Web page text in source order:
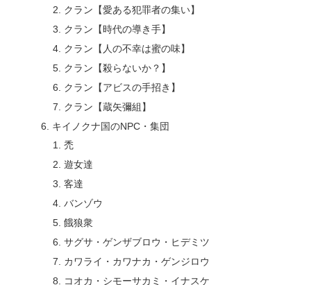
クラン【愛ある犯罪者の集い】
クラン【時代の導き手】
クラン【人の不幸は蜜の味】
クラン【殺らないか？】
クラン【アビスの手招き】
クラン【蔵矢彌組】
キイノクナ国のNPC・集団
禿
遊女達
客達
バンゾウ
餓狼衆
サグサ・ゲンザブロウ・ヒデミツ
カワライ・カワナカ・ゲンジロウ
コオカ・シモーサカミ・イナスケ